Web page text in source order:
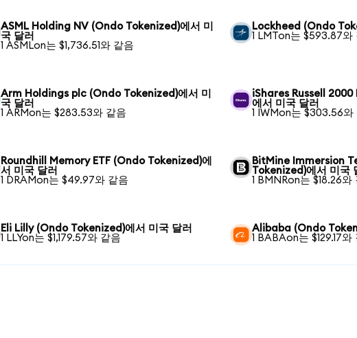
ASML Holding NV (Ondo Tokenized)에서 미
국 달러
1 ASMLon는 $1,736.51와 같음
Lockheed (Ondo
1 LMTon는 $593.87와
Arm Holdings plc (Ondo Tokenized)에서 미
국 달러
1 ARMon는 $283.53와 같음
iShares Russell
에서 미국 달러
1 IWMon는 $303.56와
Roundhill Memory ETF (Ondo Tokenized)에
서 미국 달러
1 DRAMon는 $49.97와 같음
BitMine Immersion
Tokenized)에서 미국
1 BMNRon는 $18.26와
Eli Lilly (Ondo Tokenized)에서 미국 달러
1 LLYon는 $1,179.57와 같음
Alibaba (Ondo
1 BABAon는 $129.17와